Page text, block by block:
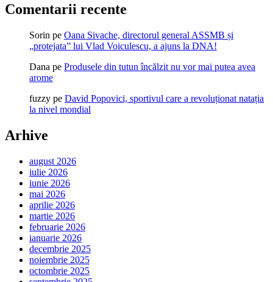
Comentarii recente
Sorin pe Oana Sivache, directorul general ASSMB și
„protejata” lui Vlad Voiculescu, a ajuns la DNA!
Dana pe Produsele din tutun încălzit nu vor mai putea avea
arome
fuzzy pe David Popovici, sportivul care a revoluționat natația
la nivel mondial
Arhive
august 2026
iulie 2026
iunie 2026
mai 2026
aprilie 2026
martie 2026
februarie 2026
ianuarie 2026
decembrie 2025
noiembrie 2025
octombrie 2025